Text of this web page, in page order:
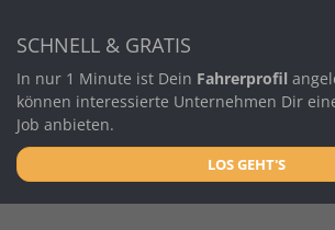
SCHNELL & GRATIS
In nur 1 Minute ist Dein Fahrerprofil
können interessierte Unternehmen Dir
Job anbieten.
LOS GEHT'S